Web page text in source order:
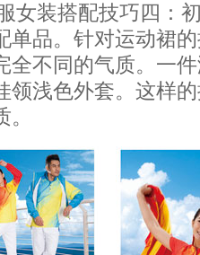
女装搭配技巧四：
单品。针对运动裙
全不同的气质。一
领浅色外套。这样